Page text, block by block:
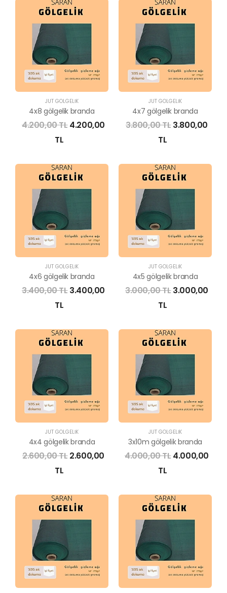
JÜT GÖLGELİK
4x8 gölgelik branda
4.200,00 TL4.200,00
TL
JÜT GÖLGELİK
4x7 gölgelik branda
3.800,00 TL3.800,00
TL
JÜT GÖLGELİK
4x6 gölgelik branda
3.400,00 TL3.400,00
TL
JÜT GÖLGELİK
4x5 gölgelik branda
3.000,00 TL3.000,00
TL
JÜT GÖLGELİK
4x4 gölgelik branda
2.600,00 TL2.600,00
TL
JÜT GÖLGELİK
3x10m gölgelik branda
4.000,00 TL4.000,00
TL